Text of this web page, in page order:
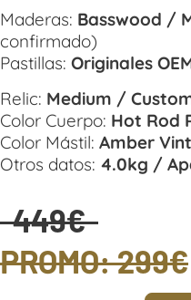
Maderas: Basswood /
confirmado)
Pastillas: Originales
Relic: Medium /
Color Cuerpo: Hot Rod
Color Mástil: Amber
Otros datos: 4.0kg /
449€
PROMO: 299€